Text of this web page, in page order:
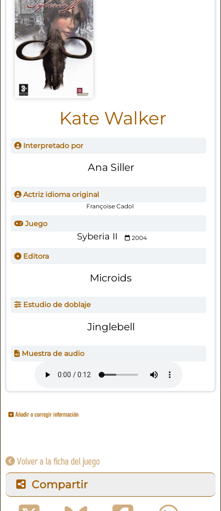
Kate Walker
Interpretado por
Ana Siller
Actriz idioma original
Françoise Cadol
Juego
Syberia II 2004
Editora
Microids
Estudio de doblaje
Jinglebell
Muestra de audio
Añadir o corregir información
Volver a la ficha del juego
Compartir